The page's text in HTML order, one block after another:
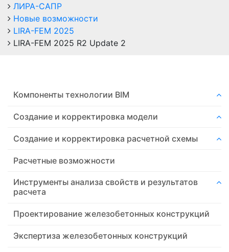
ЛИРА-САПР
Новые возможности
LIRA-FEM 2025
LIRA-FEM 2025 R2 Update 2
Компоненты технологии ВIM
Создание и корректировка модели
Создание и корректировка расчетной схемы
Расчетные возможности
Инструменты анализа свойств и результатов
расчета
Проектирование железобетонных конструкций
Экспертиза железобетонных конструкций